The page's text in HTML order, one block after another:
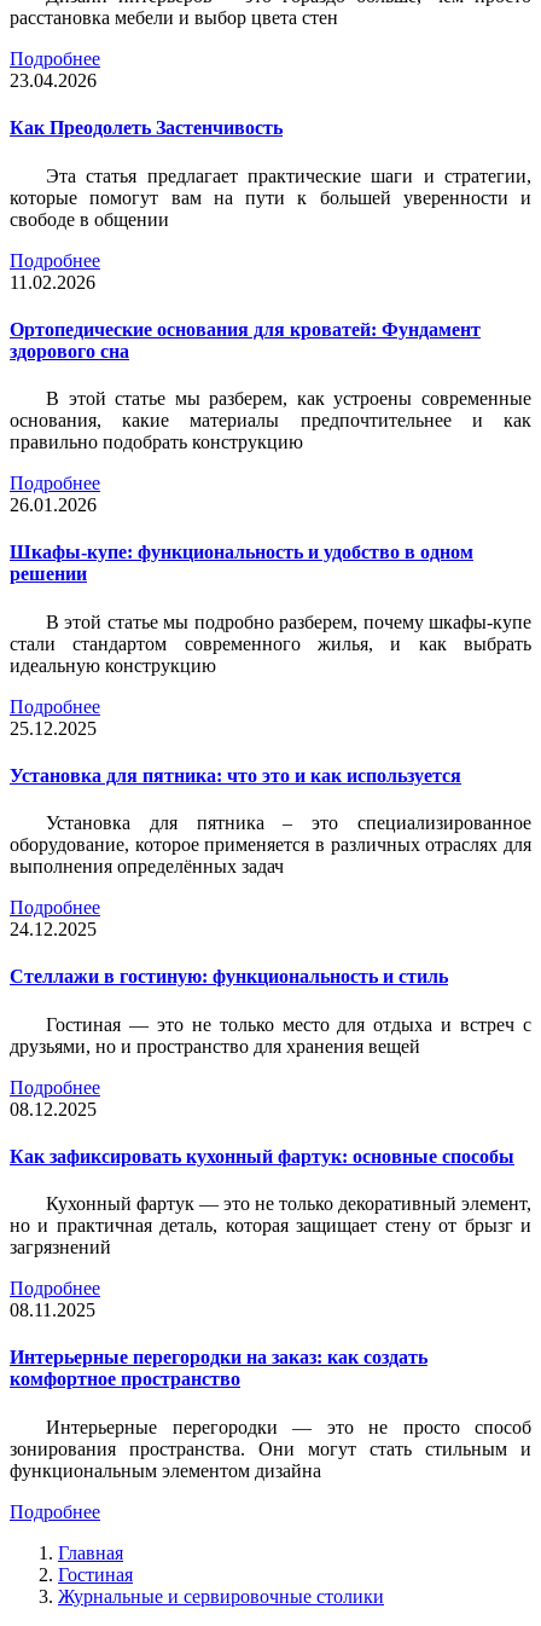
расстановка мебели и выбор цвета стен
Подробнее
23.04.2026
Как Преодолеть Застенчивость
Эта статья предлагает практические шаги и стратегии,
которые помогут вам на пути к большей уверенности и
свободе в общении
Подробнее
11.02.2026
Ортопедические основания для кроватей: Фундамент
здорового сна
В этой статье мы разберем, как устроены современные
основания, какие материалы предпочтительнее и как
правильно подобрать конструкцию
Подробнее
26.01.2026
Шкафы-купе: функциональность и удобство в одном
решении
В этой статье мы подробно разберем, почему шкафы-купе
стали стандартом современного жилья, и как выбрать
идеальную конструкцию
Подробнее
25.12.2025
Установка для пятника: что это и как используется
Установка для пятника – это специализированное
оборудование, которое применяется в различных отраслях для
выполнения определённых задач
Подробнее
24.12.2025
Стеллажи в гостиную: функциональность и стиль
Гостиная — это не только место для отдыха и встреч с
друзьями, но и пространство для хранения вещей
Подробнее
08.12.2025
Как зафиксировать кухонный фартук: основные способы
Кухонный фартук — это не только декоративный элемент,
но и практичная деталь, которая защищает стену от брызг и
загрязнений
Подробнее
08.11.2025
Интерьерные перегородки на заказ: как создать
комфортное пространство
Интерьерные перегородки — это не просто способ
зонирования пространства. Они могут стать стильным и
функциональным элементом дизайна
Подробнее
Главная
Гостиная
Журнальные и сервировочные столики